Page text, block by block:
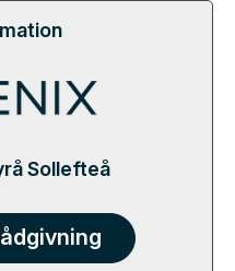
Sollefteå